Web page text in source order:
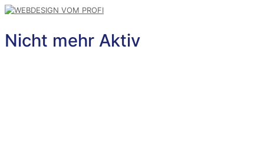
Nicht mehr Aktiv